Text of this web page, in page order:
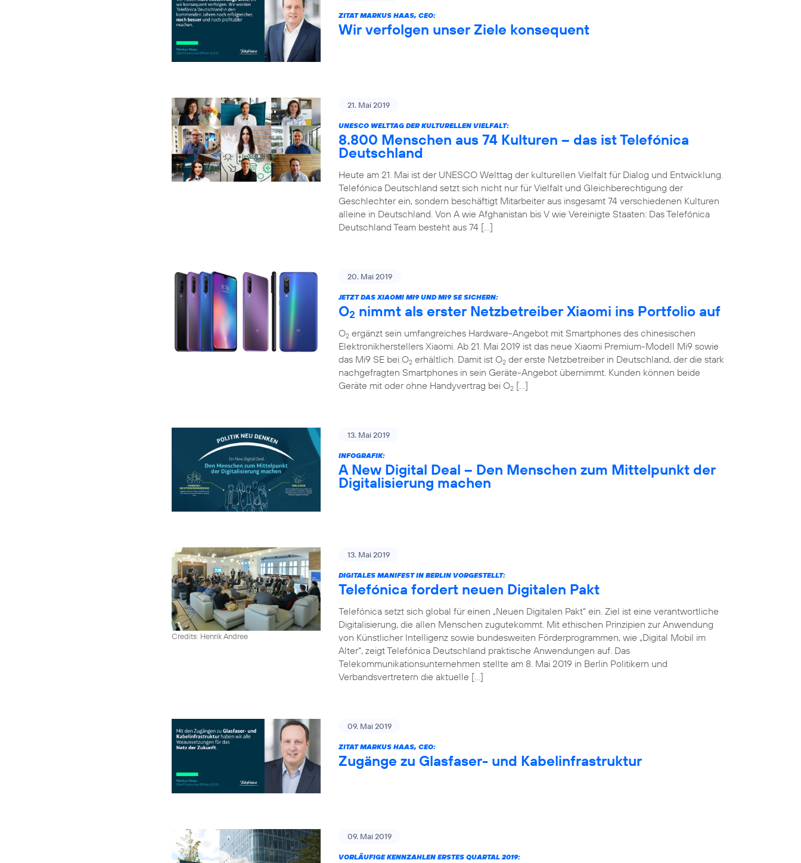
ZITAT MARKUS HAAS, CEO:
Wir verfolgen unser Ziele konsequent
21. Mai 2019
UNESCO WELTTAG DER KULTURELLEN VIELFALT:
8.800 Menschen aus 74 Kulturen – das ist Telefónica
Deutschland
Heute am 21. Mai ist der UNESCO Welttag der kulturellen Vielfalt für Dialog und Entwicklung.
Telefónica Deutschland setzt sich nicht nur für Vielfalt und Gleichberechtigung der
Geschlechter ein, sondern beschäftigt Mitarbeiter aus insgesamt 74 verschiedenen Kulturen
alleine in Deutschland. Von A wie Afghanistan bis V wie Vereinigte Staaten: Das Telefónica
Deutschland Team besteht aus 74 […]
20. Mai 2019
JETZT DAS XIAOMI MI9 UND MI9 SE SICHERN:
O2 nimmt als erster Netzbetreiber Xiaomi ins Portfolio auf
O2 ergänzt sein umfangreiches Hardware-Angebot mit Smartphones des chinesischen
Elektronikherstellers Xiaomi. Ab 21. Mai 2019 ist das neue Xiaomi Premium-Modell Mi9 sowie
das Mi9 SE bei O2 erhältlich. Damit ist O2 der erste Netzbetreiber in Deutschland, der die stark
nachgefragten Smartphones in sein Geräte-Angebot übernimmt. Kunden können beide
Geräte mit oder ohne Handyvertrag bei O2 […]
13. Mai 2019
INFOGRAFIK:
A New Digital Deal – Den Menschen zum Mittelpunkt der
Digitalisierung machen
Credits: Henrik Andree
13. Mai 2019
DIGITALES MANIFEST IN BERLIN VORGESTELLT:
Telefónica fordert neuen Digitalen Pakt
Telefónica setzt sich global für einen „Neuen Digitalen Pakt“ ein. Ziel ist eine verantwortliche
Digitalisierung, die allen Menschen zugutekommt. Mit ethischen Prinzipien zur Anwendung
von Künstlicher Intelligenz sowie bundesweiten Förderprogrammen, wie „Digital Mobil im
Alter“, zeigt Telefónica Deutschland praktische Anwendungen auf. Das
Telekommunikationsunternehmen stellte am 8. Mai 2019 in Berlin Politikern und
Verbandsvertretern die aktuelle […]
09. Mai 2019
ZITAT MARKUS HAAS, CEO:
Zugänge zu Glasfaser- und Kabelinfrastruktur
09. Mai 2019
VORLÄUFIGE KENNZAHLEN ERSTES QUARTAL 2019: